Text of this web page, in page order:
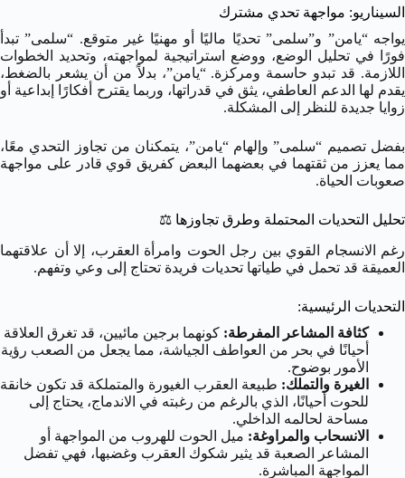
السيناريو: مواجهة تحدي مشترك
يواجه “يامن” و”سلمى” تحديًا ماليًا أو مهنيًا غير متوقع. “سلمى” تبدأ
فورًا في تحليل الوضع، ووضع استراتيجية لمواجهته، وتحديد الخطوات
اللازمة. قد تبدو حاسمة ومركزة. “يامن”، بدلاً من أن يشعر بالضغط،
يقدم لها الدعم العاطفي، يثق في قدراتها، وربما يقترح أفكارًا إبداعية أو
زوايا جديدة للنظر إلى المشكلة.
بفضل تصميم “سلمى” وإلهام “يامن”، يتمكنان من تجاوز التحدي معًا،
مما يعزز من ثقتهما في بعضهما البعض كفريق قوي قادر على مواجهة
صعوبات الحياة.
تحليل التحديات المحتملة وطرق تجاوزها ⚖️
رغم الانسجام القوي بين رجل الحوت وامرأة العقرب، إلا أن علاقتهما
العميقة قد تحمل في طياتها تحديات فريدة تحتاج إلى وعي وتفهم.
التحديات الرئيسية:
كثافة المشاعر المفرطة: كونهما برجين مائيين، قد تغرق العلاقة
أحيانًا في بحر من العواطف الجياشة، مما يجعل من الصعب رؤية
الأمور بوضوح.
الغيرة والتملك: طبيعة العقرب الغيورة والمتملكة قد تكون خانقة
للحوت أحيانًا، الذي بالرغم من رغبته في الاندماج، يحتاج إلى
مساحة لحالمه الداخلي.
الانسحاب والمراوغة: ميل الحوت للهروب من المواجهة أو
المشاعر الصعبة قد يثير شكوك العقرب وغضبها، فهي تفضل
المواجهة المباشرة.